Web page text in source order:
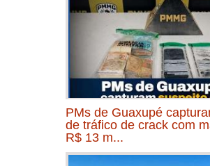
PMs de Guaxupé
de tráfico de crack com
R$ 13 m...